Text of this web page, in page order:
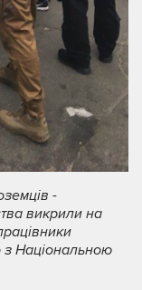
-
викрили на
з Національною